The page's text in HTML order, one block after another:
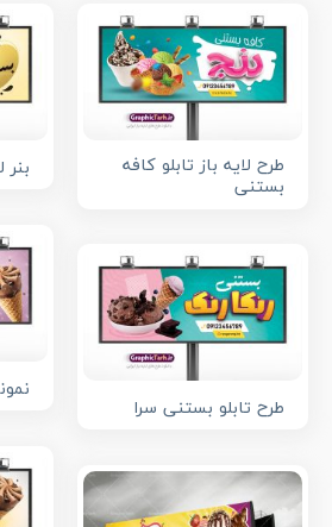
طرح لایه باز تابلو کافه
بستنی
طرح تابلو بستنی سرا